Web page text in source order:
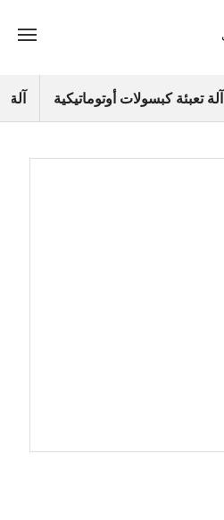
آلة تعبئة كبسولات أوتوماتيكية آلة